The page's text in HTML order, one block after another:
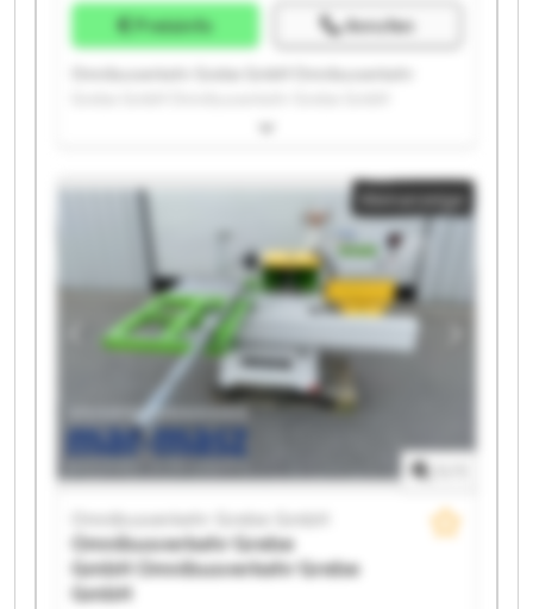
Preisinfo Anrufen
Omnibusverkehr Grebe GmbH Omnibusverkehr
Omnibusverkehr Grebe GmbH Omnibusverkehr
Grebe GmbH Omnibusverkehr Grebe GmbH
Omnibusverkehr Grebe GmbH Omnibusverkehr
Grebe GmbH Omnibusverkehr Grebe GmbH
Omnibusverkehr Grebe GmbH Omnibusverkehr
Grebe GmbH Omnibusverkehr Grebe GmbH
Omnibusverkehr Grebe GmbH Omnibusverkehr
Grebe GmbH Omnibusverkehr Grebe GmbH
Omnibusverkehr Grebe GmbH Omnibusverkehr
Grebe GmbH
Kleinanzeige
Omnibusverkehr Grebe
GmbH Omnibusverkehr Grebe
GmbH